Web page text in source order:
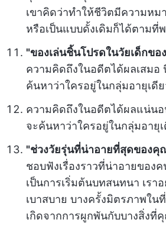
เขาคิดว่าทำให้ชีวิตมีความหม
หรือเป็นแบบดั้งเดิมก็ได้ตามที่
"ของเล่นชิ้นโปรดในวัยเด็กข
ความคิดถึงในอดีตได้ผลเสมอ
ค้นหาว่าใครอยู่ในกลุ่มอายุเดี
ความคิดถึงในอดีตได้ผลแน่น
จะค้นหาว่าใครอยู่ในกลุ่มอายุ
"ช่วงวัยรุ่นที่น่าอายที่สุดของคุ
ชอบฟังเรื่องราวที่น่าอายของ
เป็นการเริ่มต้นบทสนทนา เรา
เบาสบาย บางครั้งมิตรภาพใ
เกิดจากการผูกพันกับบางสิ่งที่